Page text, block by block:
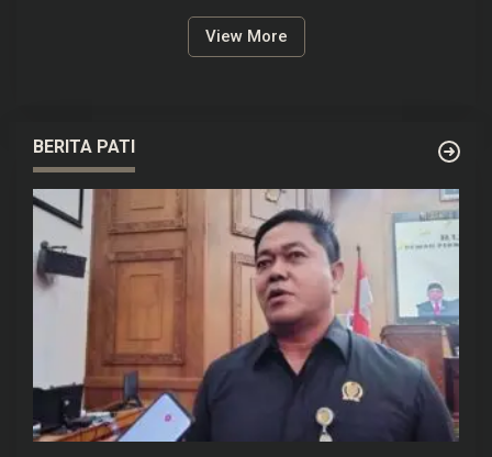
View More
BERITA PATI